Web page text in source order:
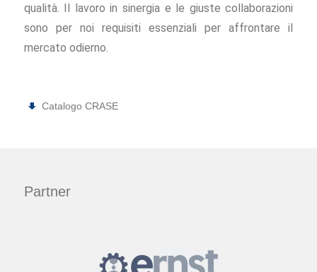
qualità. Il lavoro in sinergia e le giuste collaborazioni
sono per noi requisiti essenziali per affrontare il
mercato odierno.
Catalogo CRASE
Partner